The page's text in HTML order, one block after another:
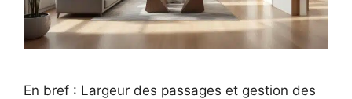
En bref : Largeur des passages et gestion des